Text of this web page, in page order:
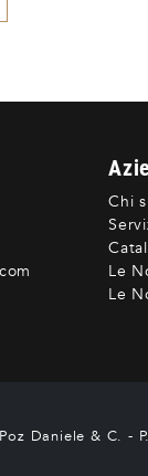
Chi
Le
Le
Daniele & C. -